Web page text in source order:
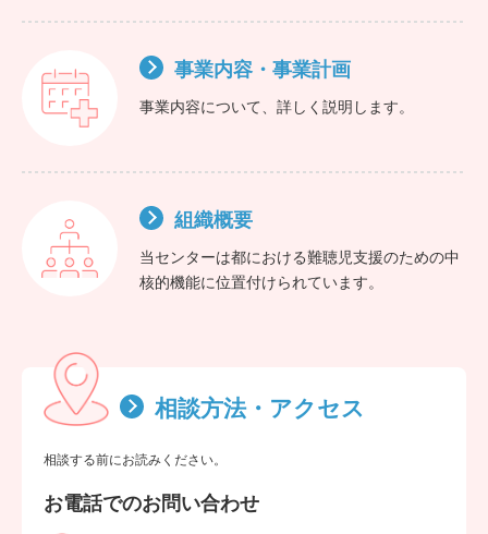
事業内容・事業計画
事業内容について、詳しく説明します。
組織概要
当センターは都における難聴児支援のための中
核的機能に位置付けられています。
相談方法・アクセス
相談する前にお読みください。
お電話でのお問い合わせ